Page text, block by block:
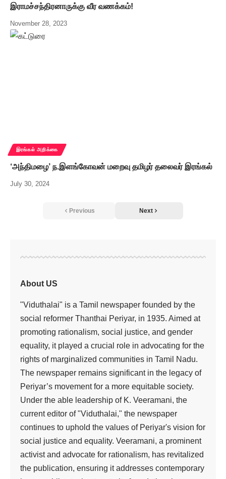
இராமச்சந்திரனாருக்கு வீர வணக்கம்!
November 28, 2023
இரங்கல் அறிக்கை
‘அந்திமழை’ ந.இளங்கோவன் மறைவு தமிழர் தலைவர் இரங்கல்
July 30, 2024
Previous Next
About US
"Viduthalai" is a Tamil newspaper founded by the
social reformer Thanthai Periyar, in 1935. Aimed at
promoting rationalism, social justice, and gender
equality, it played a crucial role in advocating for the
rights of marginalized communities in Tamil Nadu.
The newspaper remains significant in the legacy of
Periyar’s movement for a more equitable society.
Under the able leadership of K. Veeramani, the
current editor of "Viduthalai," the newspaper
continues to uphold the values of Periyar's vision for
social justice and equality. Veeramani, a prominent
activist and advocate for rationalism, has revitalized
the publication, ensuring it addresses contemporary